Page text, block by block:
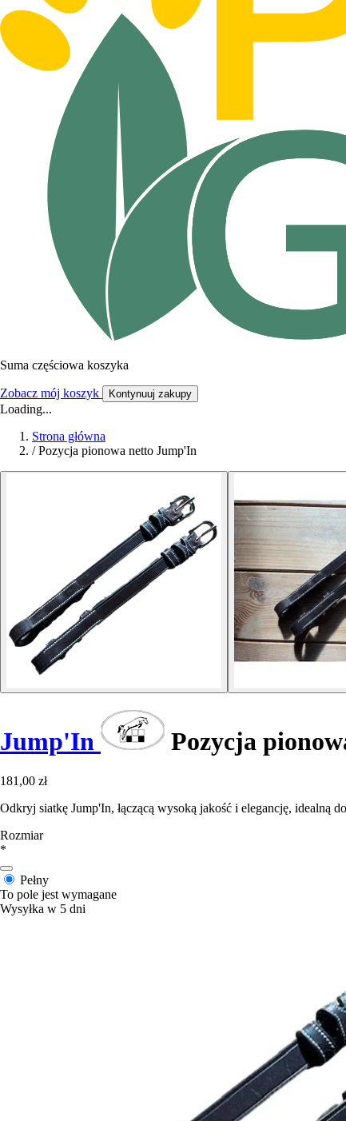
Suma częściowa koszyka
Zobacz mój koszyk Kontynuuj zakupy
Loading...
Strona główna
/ Pozycja pionowa netto Jump'In
Jump'In Pozycja
181,00 zł
Odkryj siatkę Jump'In, łączącą wysoką jakość i elegancję, idealną
Rozmiar
*
Pełny
To pole jest wymagane
Wysyłka w 5 dni